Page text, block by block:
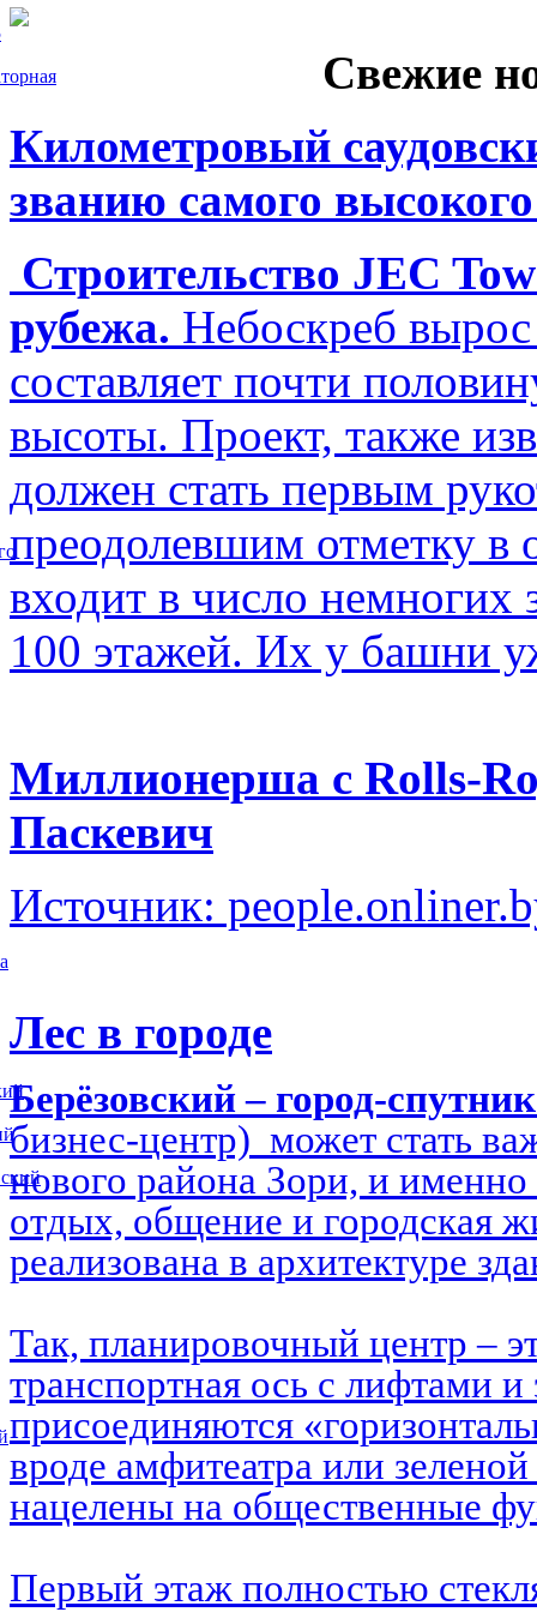
Свежие
Километровый
званию самого
Строительство JEC
рубежа. Небоскреб
составляет почти
высоты. Проект, также
должен стать первым
преодолевшим отметку в
входит в число
100 этажей. Их у башни
Миллионерша с Rolls-
Паскевич
Источник:
Лес в городе
Берёзовский – город-
бизнес-центр) может стать
нового района Зори, и именно
отдых, общение и городская
реализована в архитектуре
Так, планировочный центр –
транспортная ось с лифтами и
присоединяются
вроде амфитеатра или
нацелены на общественные
Первый этаж полностью